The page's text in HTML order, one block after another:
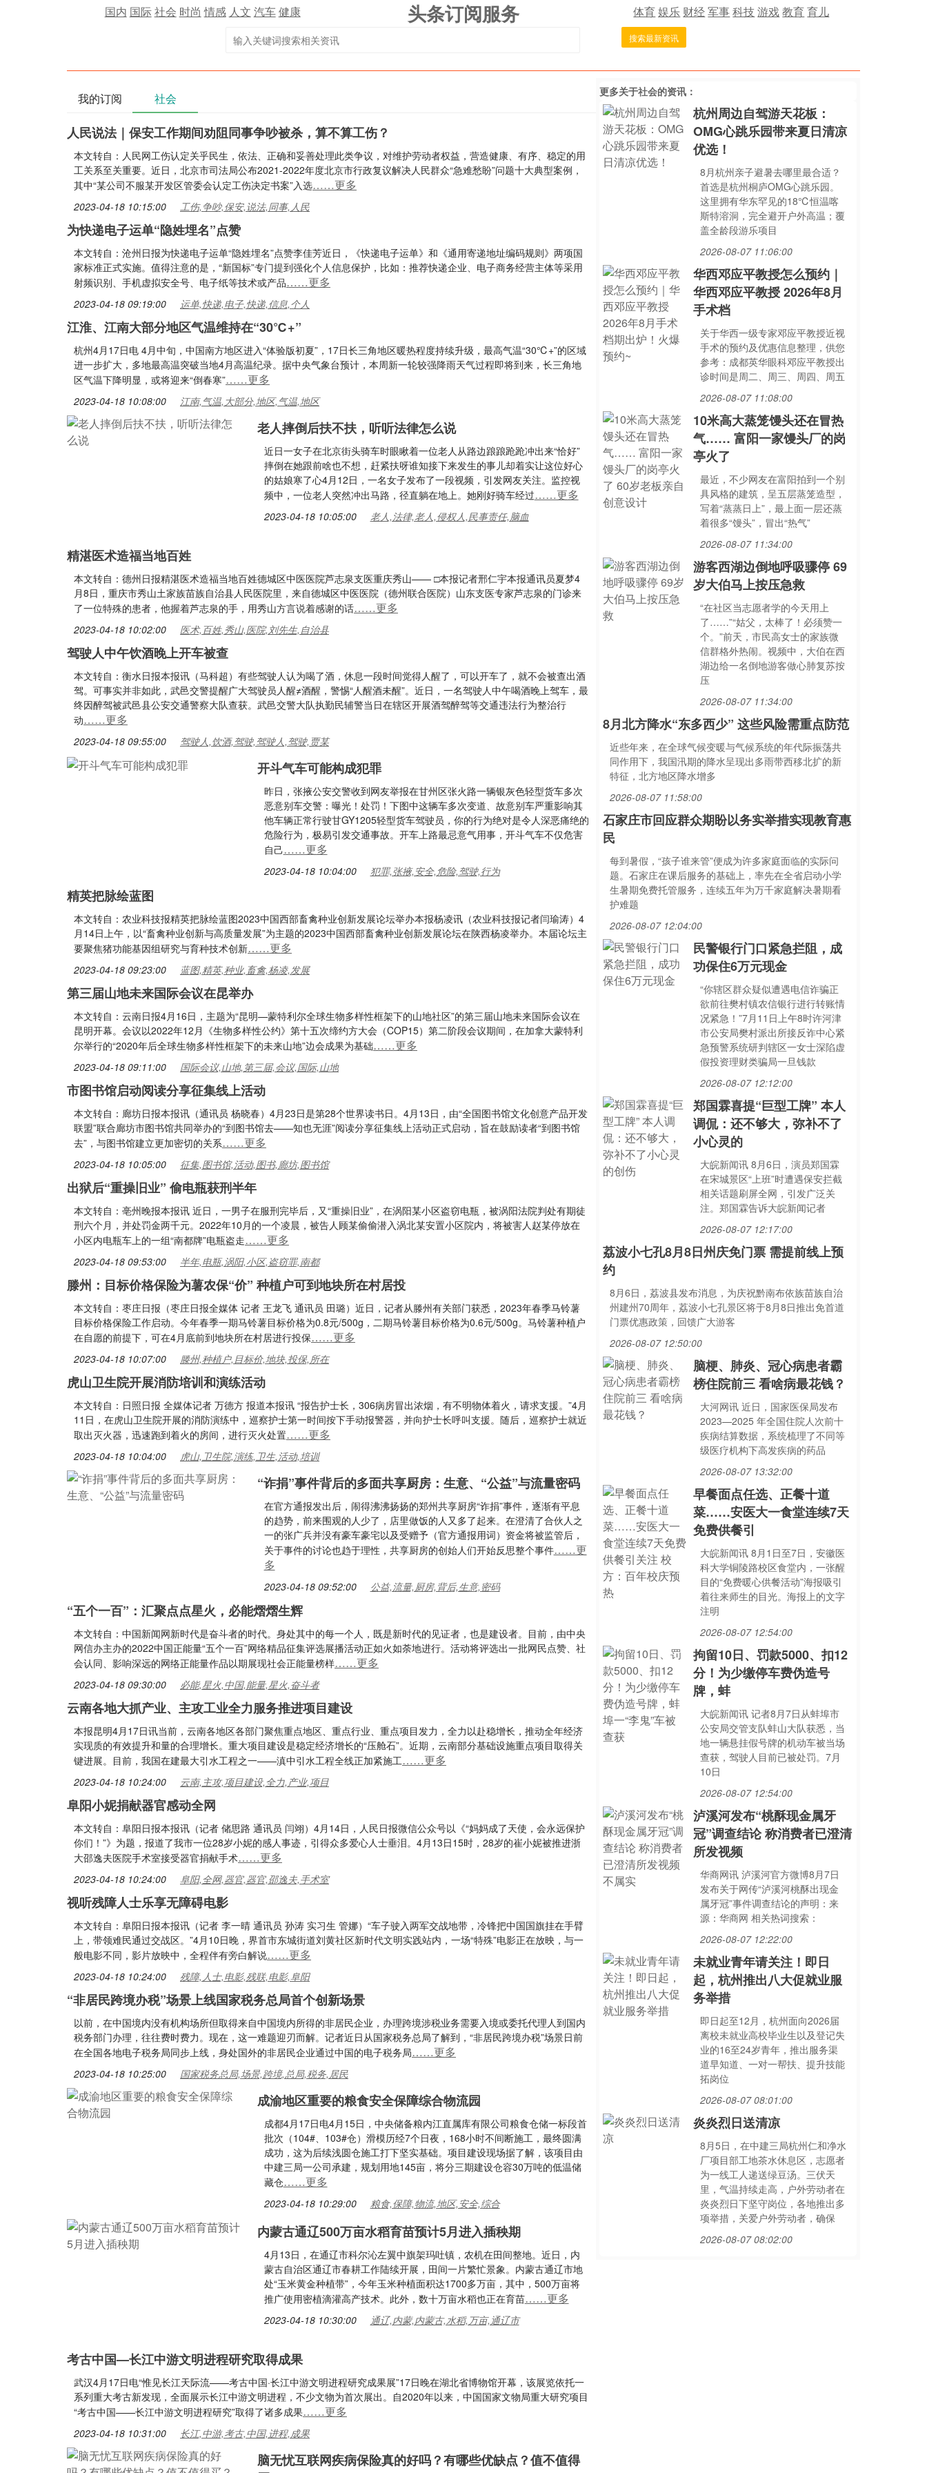
国内 国际社会 时尚 情感 人文 汽车健康 头条订阅服务 体育娱乐 财经军事科技游戏教育育儿
搜索最新资讯
我的订阅 社会
人民说法｜保安工作期间劝阻同事争吵被杀，算不算工伤？
本文转自：人民网工伤认定关乎民生，依法、正确和妥善处理此类争议，对维护劳动者权益，营造健康、有序、稳定的用
工关系至关重要。近日，北京市司法局公布2021-2022年度北京市行政复议解决人民群众“急难愁盼”问题十大典型案例，
其中“某公司不服某开发区管委会认定工伤决定书案”入选……更多
2023-04-18 10:15:00 工伤,争吵,保安,说法,同事,人民
为快递电子运单“隐姓埋名”点赞
本文转自：沧州日报为快递电子运单“隐姓埋名”点赞李佳芳近日，《快递电子运单》和《通用寄递地址编码规则》两项国
家标准正式实施。值得注意的是，“新国标”专门提到强化个人信息保护，比如：推荐快递企业、电子商务经营主体等采用
射频识别、手机虚拟安全号、电子纸等技术或产品……更多
2023-04-18 09:19:00 运单,快递,电子,快递,信息,个人
江淮、江南大部分地区气温维持在“30℃+”
杭州4月17日电 4月中旬，中国南方地区进入“体验版初夏”，17日长三角地区暖热程度持续升级，最高气温“30℃+”的区域
进一步扩大，多地最高温突破当地4月高温纪录。据中央气象台预计，本周新一轮较强降雨天气过程即将到来，长三角地
区气温下降明显，或将迎来“倒春寒”……更多
2023-04-18 10:08:00 江南,气温,大部分,地区,气温,地区
老人摔倒后扶不扶，听听法律怎么说
近日一女子在北京街头骑车时眼瞅着一位老人从路边踉踉跄跄冲出来“恰好”
摔倒在她跟前啥也不想，赶紧扶呀谁知接下来发生的事儿却着实让这位好心
的姑娘寒了心4月12日，一名女子发布了一段视频，引发网友关注。监控视
频中，一位老人突然冲出马路，径直躺在地上。她刚好骑车经过……更多
2023-04-18 10:05:00 老人,法律,老人,侵权人,民事责任,脑血
精湛医术造福当地百姓
本文转自：德州日报精湛医术造福当地百姓德城区中医医院芦志泉支医重庆秀山—— □本报记者邢仁宇本报通讯员夏梦4
月8日，重庆市秀山土家族苗族自治县人民医院里，来自德城区中医医院（德州联合医院）山东支医专家芦志泉的门诊来
了一位特殊的患者，他握着芦志泉的手，用秀山方言说着感谢的话……更多
2023-04-18 10:02:00 医术,百姓,秀山,医院,刘先生,自治县
驾驶人中午饮酒晚上开车被查
本文转自：衡水日报本报讯（马科超）有些驾驶人认为喝了酒，休息一段时间觉得人醒了，可以开车了，就不会被查出酒
驾。可事实并非如此，武邑交警提醒广大驾驶员人醒≠酒醒，警惕“人醒酒未醒”。近日，一名驾驶人中午喝酒晚上驾车，最
终因醉驾被武邑县公安交通警察大队查获。武邑交警大队执勤民辅警当日在辖区开展酒驾醉驾等交通违法行为整治行
动……更多
2023-04-18 09:55:00 驾驶人,饮酒,驾驶,驾驶人,驾驶,贾某
开斗气车可能构成犯罪
昨日，张掖公安交警收到网友举报在甘州区张火路一辆银灰色轻型货车多次
恶意别车交警：曝光！处罚！下图中这辆车多次变道、故意别车严重影响其
他车辆正常行驶甘GY1205轻型货车驾驶员，你的行为绝对是令人深恶痛绝的
危险行为，极易引发交通事故。开车上路最忌意气用事，开斗气车不仅危害
自己……更多
2023-04-18 10:04:00 犯罪,张掖,安全,危险,驾驶,行为
精英把脉绘蓝图
本文转自：农业科技报精英把脉绘蓝图2023中国西部畜禽种业创新发展论坛举办本报杨凌讯（农业科技报记者闫瑜涛）4
月14日上午，以“畜禽种业创新与高质量发展”为主题的2023中国西部畜禽种业创新发展论坛在陕西杨凌举办。本届论坛主
要聚焦猪功能基因组研究与育种技术创新……更多
2023-04-18 09:23:00 蓝图,精英,种业,畜禽,杨凌,发展
第三届山地未来国际会议在昆举办
本文转自：云南日报4月16日，主题为“昆明—蒙特利尔全球生物多样性框架下的山地社区”的第三届山地未来国际会议在
昆明开幕。会议以2022年12月《生物多样性公约》第十五次缔约方大会（COP15）第二阶段会议期间，在加拿大蒙特利
尔举行的“2020年后全球生物多样性框架下的未来山地”边会成果为基础……更多
2023-04-18 09:11:00 国际会议,山地,第三届,会议,国际,山地
市图书馆启动阅读分享征集线上活动
本文转自：廊坊日报本报讯（通讯员 杨晓春）4月23日是第28个世界读书日。4月13日，由“全国图书馆文化创意产品开发
联盟”联合廊坊市图书馆共同举办的“到图书馆去——知也无涯”阅读分享征集线上活动正式启动，旨在鼓励读者“到图书馆
去”，与图书馆建立更加密切的关系……更多
2023-04-18 10:05:00 征集,图书馆,活动,图书,廊坊,图书馆
出狱后“重操旧业” 偷电瓶获刑半年
本文转自：亳州晚报本报讯 近日，一男子在服刑完毕后，又“重操旧业”，在涡阳某小区盗窃电瓶，被涡阳法院判处有期徒
刑六个月，并处罚金两千元。2022年10月的一个凌晨，被告人顾某偷偷潜入涡北某安置小区院内，将被害人赵某停放在
小区内电瓶车上的一组“南都牌”电瓶盗走……更多
2023-04-18 09:53:00 半年,电瓶,涡阳,小区,盗窃罪,南都
滕州：目标价格保险为薯农保“价” 种植户可到地块所在村居投
本文转自：枣庄日报（枣庄日报全媒体 记者 王龙飞 通讯员 田璐）近日，记者从滕州有关部门获悉，2023年春季马铃薯
目标价格保险工作启动。今年春季一期马铃薯目标价格为0.8元/500g，二期马铃薯目标价格为0.6元/500g。马铃薯种植户
在自愿的前提下，可在4月底前到地块所在村居进行投保……更多
2023-04-18 10:07:00 滕州,种植户,目标价,地块,投保,所在
虎山卫生院开展消防培训和演练活动
本文转自：日照日报 全媒体记者 万德方 报道本报讯 “报告护士长，306病房冒出浓烟，有不明物体着火，请求支援。”4月
11日，在虎山卫生院开展的消防演练中，巡察护士第一时间按下手动报警器，并向护士长呼叫支援。随后，巡察护士就近
取出灭火器，迅速跑到着火的房间，进行灭火处置……更多
2023-04-18 10:04:00 虎山,卫生院,演练,卫生,活动,培训
“诈捐”事件背后的多面共享厨房：生意、“公益”与流量密码
在官方通报发出后，闹得沸沸扬扬的郑州共享厨房“诈捐”事件，逐渐有平息
的趋势，前来围观的人少了，店里做饭的人又多了起来。在澄清了合伙人之
一的张广兵并没有豪车豪宅以及受赠予（官方通报用词）资金将被监管后，
关于事件的讨论也趋于理性，共享厨房的创始人们开始反思整个事件……更
多
2023-04-18 09:52:00 公益,流量,厨房,背后,生意,密码
“五个一百”：汇聚点点星火，必能熠熠生辉
本文转自：中国新闻网新时代是奋斗者的时代。身处其中的每一个人，既是新时代的见证者，也是建设者。目前，由中央
网信办主办的2022中国正能量“五个一百”网络精品征集评选展播活动正如火如荼地进行。活动将评选出一批网民点赞、社
会认同、影响深远的网络正能量作品以期展现社会正能量榜样……更多
2023-04-18 09:30:00 必能,星火,中国,能量,星火,奋斗者
云南各地大抓产业、主攻工业全力服务推进项目建设
本报昆明4月17日讯当前，云南各地区各部门聚焦重点地区、重点行业、重点项目发力，全力以赴稳增长，推动全年经济
实现质的有效提升和量的合理增长。重大项目建设是稳定经济增长的“压舱石”。近期，云南部分基础设施重点项目取得关
键进展。目前，我国在建最大引水工程之一——滇中引水工程全线正加紧施工……更多
2023-04-18 10:24:00 云南,主攻,项目建设,全力,产业,项目
阜阳小妮捐献器官感动全网
本文转自：阜阳日报本报讯（记者 储思路 通讯员 闫翊）4月14日，人民日报微信公众号以《“妈妈成了天使，会永远保护
你们！”》为题，报道了我市一位28岁小妮的感人事迹，引得众多爱心人士垂泪。4月13日15时，28岁的崔小妮被推进浙
大邵逸夫医院手术室接受器官捐献手术……更多
2023-04-18 10:24:00 阜阳,全网,器官,器官,邵逸夫,手术室
视听残障人士乐享无障碍电影
本文转自：阜阳日报本报讯（记者 李一晴 通讯员 孙涛 实习生 管娜）“车子驶入两军交战地带，冷锋把中国国旗挂在手臂
上，带领难民通过交战区。”4月10日晚，界首市东城街道刘黄社区新时代文明实践站内，一场“特殊”电影正在放映，与一
般电影不同，影片放映中，全程伴有旁白解说……更多
2023-04-18 10:24:00 残障,人士,电影,残联,电影,阜阳
“非居民跨境办税”场景上线国家税务总局首个创新场景
以前，在中国境内没有机构场所但取得来自中国境内所得的非居民企业，办理跨境涉税业务需要入境或委托代理人到国内
税务部门办理，往往费时费力。现在，这一难题迎刃而解。记者近日从国家税务总局了解到，“非居民跨境办税”场景日前
在全国各地电子税务局同步上线，身处国外的非居民企业通过中国的电子税务局……更多
2023-04-18 10:25:00 国家税务总局,场景,跨境,总局,税务,居民
成渝地区重要的粮食安全保障综合物流园
成都4月17日电4月15日，中央储备粮内江直属库有限公司粮食仓储一标段首
批次（104#、103#仓）滑模历经7个日夜，168小时不间断施工，最终圆满
成功，这为后续浅圆仓施工打下坚实基础。项目建设现场据了解，该项目由
中建三局一公司承建，规划用地145亩，将分三期建设仓容30万吨的低温储
藏仓……更多
2023-04-18 10:29:00 粮食,保障,物流,地区,安全,综合
内蒙古通辽500万亩水稻育苗预计5月进入插秧期
4月13日，在通辽市科尔沁左翼中旗架玛吐镇，农机在田间整地。近日，内
蒙古自治区通辽市春耕工作陆续开展，田间一片繁忙景象。内蒙古通辽市地
处“玉米黄金种植带”，今年玉米种植面积达1700多万亩，其中，500万亩将
推广使用密植滴灌高产技术。此外，数十万亩水稻也正在育苗……更多
2023-04-18 10:30:00 通辽,内蒙,内蒙古,水稻,万亩,通辽市
考古中国—长江中游文明进程研究取得成果
武汉4月17日电“惟见长江天际流——考古中国·长江中游文明进程研究成果展”17日晚在湖北省博物馆开幕，该展览依托一
系列重大考古新发现，全面展示长江中游文明进程，不少文物为首次展出。自2020年以来，中国国家文物局重大研究项目
“考古中国——长江中游文明进程研究”取得了诸多成果……更多
2023-04-18 10:31:00 长江,中游,考古,中国,进程,成果
脑无忧互联网疾病保险真的好吗？有哪些优缺点？值不值得
更多关于社会的资讯：
杭州周边自驾游天花板：
OMG心跳乐园带来夏日清凉
优选！
8月杭州亲子避暑去哪里最合适？
首选是杭州桐庐OMG心跳乐园。
这里拥有华东罕见的18℃恒温喀
斯特溶洞，完全避开户外高温；覆
盖全龄段游乐项目
2026-08-07 11:06:00
华西邓应平教授怎么预约｜
华西邓应平教授 2026年8月
手术档
关于华西一级专家邓应平教授近视
手术的预约及优惠信息整理，供您
参考：成都英华眼科邓应平教授出
诊时间是周二、周三、周四、周五
2026-08-07 11:08:00
10米高大蒸笼馒头还在冒热
气…… 富阳一家馒头厂的岗
亭火了
最近，不少网友在富阳拍到一个别
具风格的建筑，呈五层蒸笼造型，
写着“蒸蒸日上”，最上面一层还蒸
着很多“馒头”，冒出“热气”
2026-08-07 11:34:00
游客西湖边倒地呼吸骤停 69
岁大伯马上按压急救
“在社区当志愿者学的今天用上
了……”“姑父，太棒了！必须赞一
个。”前天，市民高女士的家族微
信群格外热闹。视频中，大伯在西
湖边给一名倒地游客做心肺复苏按
压
2026-08-07 11:34:00
8月北方降水“东多西少” 这些风险需重点防范
近些年来，在全球气候变暖与气候系统的年代际振荡共
同作用下，我国汛期的降水呈现出多雨带西移北扩的新
特征，北方地区降水增多
2026-08-07 11:58:00
石家庄市回应群众期盼以务实举措实现教育惠
民
每到暑假，“孩子谁来管”便成为许多家庭面临的实际问
题。石家庄在课后服务的基础上，率先在全省启动小学
生暑期免费托管服务，连续五年为万千家庭解决暑期看
护难题
2026-08-07 12:04:00
民警银行门口紧急拦阻，成
功保住6万元现金
“你辖区群众疑似遭遇电信诈骗正
欲前往樊村镇农信银行进行转账情
况紧急！”7月11日上午8时许河津
市公安局樊村派出所接反诈中心紧
急预警系统研判辖区一女士深陷虚
假投资理财类骗局一旦钱款
2026-08-07 12:12:00
郑国霖喜提“巨型工牌” 本人
调侃：还不够大，弥补不了
小心灵的
大皖新闻讯 8月6日，演员郑国霖
在宋城景区“上班”时遭遇保安拦截
相关话题刷屏全网，引发广泛关
注。郑国霖告诉大皖新闻记者
2026-08-07 12:17:00
荔波小七孔8月8日州庆免门票 需提前线上预
约
8月6日，荔波县发布消息，为庆祝黔南布依族苗族自治
州建州70周年，荔波小七孔景区将于8月8日推出免首道
门票优惠政策，回馈广大游客
2026-08-07 12:50:00
脑梗、肺炎、冠心病患者霸
榜住院前三 看啥病最花钱？
大河网讯 近日，国家医保局发布
2023—2025 年全国住院人次前十
疾病结算数据，系统梳理了不同等
级医疗机构下高发疾病的药品
2026-08-07 13:32:00
早餐面点任选、正餐十道
菜……安医大一食堂连续7天
免费供餐引
大皖新闻讯 8月1日至7日，安徽医
科大学铜陵路校区食堂内，一张醒
目的“免费暖心供餐活动”海报吸引
着往来师生的目光。海报上的文字
注明
2026-08-07 12:54:00
拘留10日、罚款5000、扣12
分！为少缴停车费伪造号
牌，蚌
大皖新闻讯 记者8月7日从蚌埠市
公安局交管支队蚌山大队获悉，当
地一辆悬挂假号牌的机动车被当场
查获，驾驶人目前已被处罚。7月
10日
2026-08-07 12:54:00
泸溪河发布“桃酥现金属牙
冠”调查结论 称消费者已澄清
所发视频
华商网讯 泸溪河官方微博8月7日
发布关于网传“泸溪河桃酥出现金
属牙冠”事件调查结论的声明：来
源：华商网 相关热词搜索：
2026-08-07 12:22:00
未就业青年请关注！即日
起，杭州推出八大促就业服
务举措
即日起至12月，杭州面向2026届
离校未就业高校毕业生以及登记失
业的16至24岁青年，推出服务渠
道早知道、一对一帮扶、提升技能
拓岗位
2026-08-07 08:01:00
炎炎烈日送清凉
8月5日，在中建三局杭州仁和净水
厂项目部工地茶水休息区，志愿者
为一线工人递送绿豆汤。三伏天
里，气温持续走高，户外劳动者在
炎炎烈日下坚守岗位，各地推出多
项举措，关爱户外劳动者，确保
2026-08-07 08:02:00